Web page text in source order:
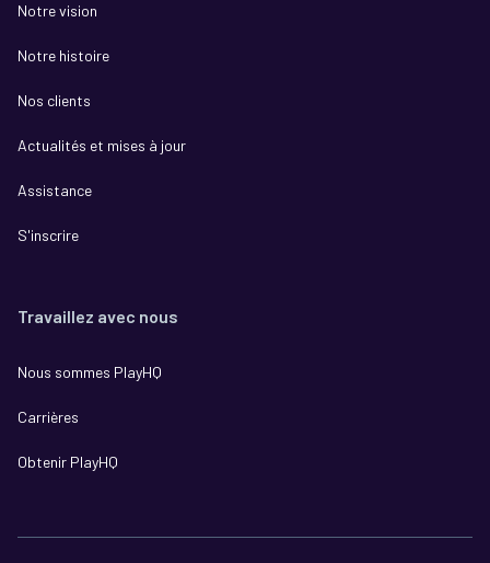
Notre vision
Notre histoire
Nos clients
Actualités et mises à jour
Assistance
S'inscrire
Travaillez avec nous
Nous sommes PlayHQ
Carrières
Obtenir PlayHQ